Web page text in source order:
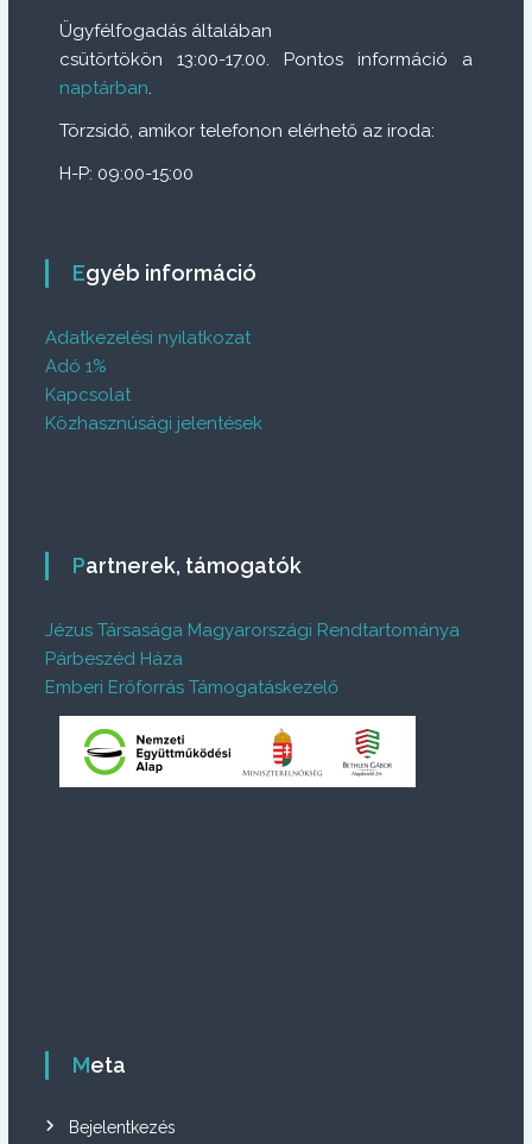
Ügyfélfogadás általában
csütörtökön 13:00-17.00. Pontos információ a
naptárban.
Törzsidő, amikor telefonon elérhető az iroda:
H-P: 09:00-15:00
Egyéb információ
Adatkezelési nyilatkozat
Adó 1%
Kapcsolat
Közhasznúsági jelentések
Partnerek, támogatók
Jézus Társasága Magyarországi Rendtartománya
Párbeszéd Háza
Emberi Erőforrás Támogatáskezelő
Meta
Bejelentkezés